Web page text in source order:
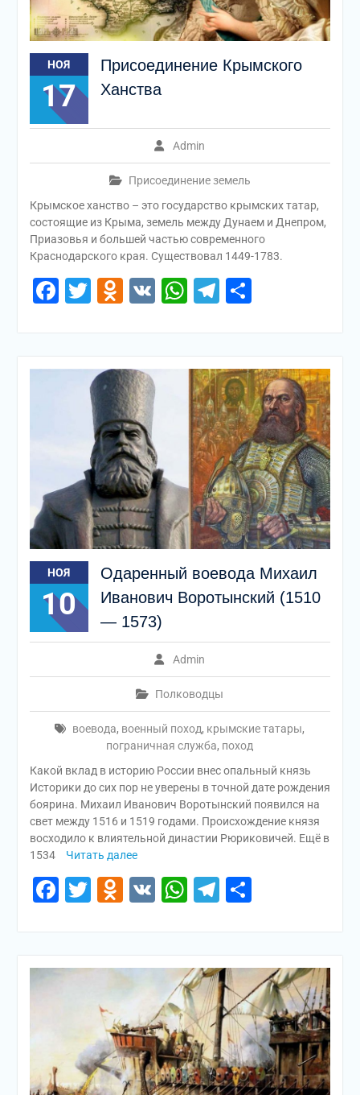
НОЯ
17
Присоединение Крымского
Ханства
Admin
Присоединение земель
Крымское ханство – это государство крымских татар,
состоящие из Крыма, земель между Дунаем и Днепром,
Приазовья и большей частью современного
Краснодарского края. Существовал 1449-1783.
Facebook
Twitter
Odnoklassniki
VKWhatsApp
Telegram
НОЯ
10
Одаренный воевода Михаил
Иванович Воротынский (1510
— 1573)
Admin
Полководцы
воевода, военный поход, крымские татары,
пограничная служба, поход
Какой вклад в историю России внес опальный князь
Историки до сих пор не уверены в точной дате рождения
боярина. Михаил Иванович Воротынский появился на
свет между 1516 и 1519 годами. Происхождение князя
восходило к влиятельной династии Рюриковичей. Ещё в
1534
Читать далее
Facebook
Twitter
Odnoklassniki
VKWhatsApp
Telegram